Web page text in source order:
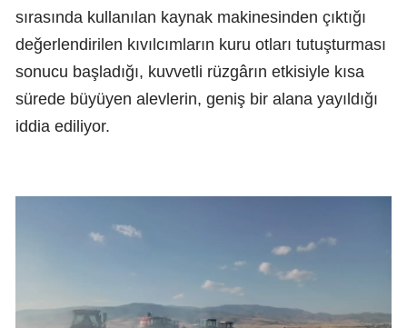
sırasında kullanılan kaynak makinesinden çıktığı
değerlendirilen kıvılcımların kuru otları tutuşturması
sonucu başladığı, kuvvetli rüzgârın etkisiyle kısa
sürede büyüyen alevlerin, geniş bir alana yayıldığı
iddia ediliyor.